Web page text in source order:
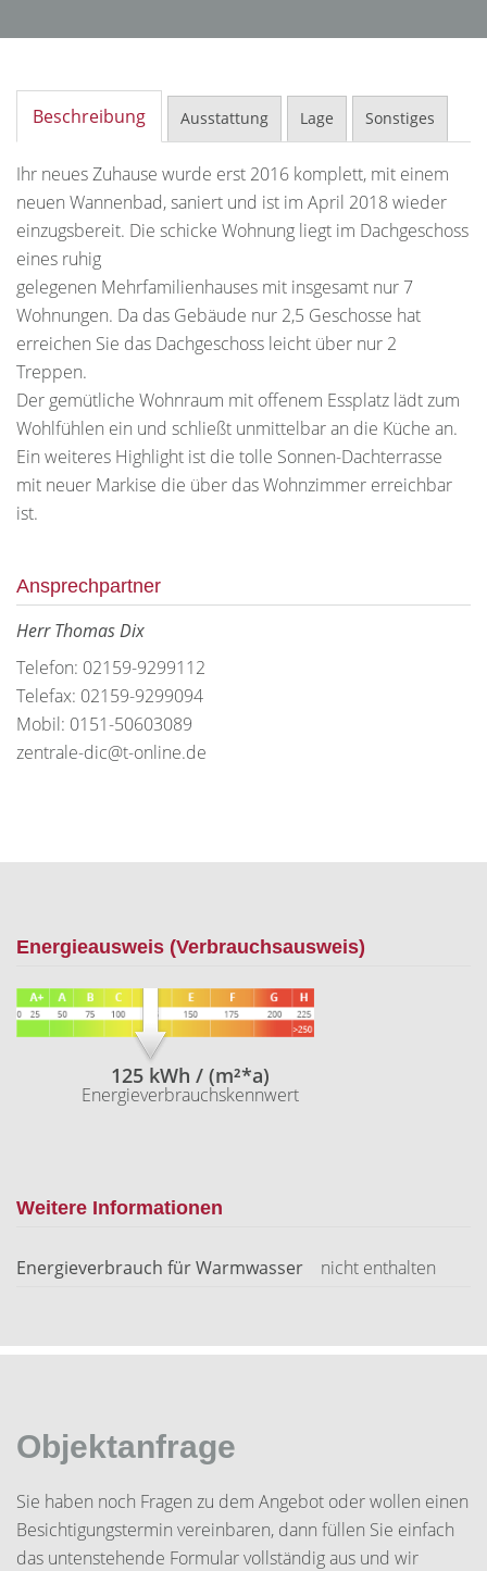
Beschreibung Ausstattung Lage Sonstiges
Ihr neues Zuhause wurde erst 2016 komplett, mit einem
neuen Wannenbad, saniert und ist im April 2018 wieder
einzugsbereit. Die schicke Wohnung liegt im Dachgeschoss
eines ruhig
gelegenen Mehrfamilienhauses mit insgesamt nur 7
Wohnungen. Da das Gebäude nur 2,5 Geschosse hat
erreichen Sie das Dachgeschoss leicht über nur 2
Treppen.
Der gemütliche Wohnraum mit offenem Essplatz lädt zum
Wohlfühlen ein und schließt unmittelbar an die Küche an.
Ein weiteres Highlight ist die tolle Sonnen-Dachterrasse
mit neuer Markise die über das Wohnzimmer erreichbar
ist.
Ansprechpartner
Herr Thomas Dix
Telefon: 02159-9299112
Telefax: 02159-9299094
Mobil: 0151-50603089
zentrale-dic@t-online.de
Energieausweis (Verbrauchsausweis)
125 kWh / (m²*a)
Energieverbrauchskennwert
Weitere Informationen
Energieverbrauch für Warmwasser nicht enthalten
Objektanfrage
Sie haben noch Fragen zu dem Angebot oder wollen einen
Besichtigungstermin vereinbaren, dann füllen Sie einfach
das untenstehende Formular vollständig aus und wir